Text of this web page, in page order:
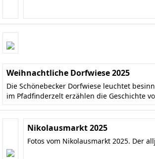
Weihnachtliche Dorfwiese 2025
Die Schönebecker Dorfwiese leuchtet
im Pfadfinderzelt erzählen die Geschichte
Nikolausmarkt 2025
Fotos vom Nikolausmarkt 2025. Der